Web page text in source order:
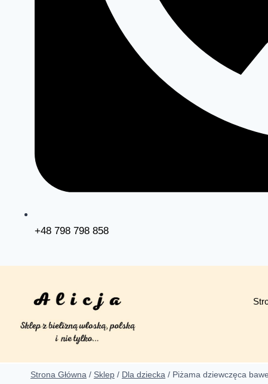
+48 798 798 858
Strona Główna / Sklep / Dla dziecka / Piżama dziewczęca